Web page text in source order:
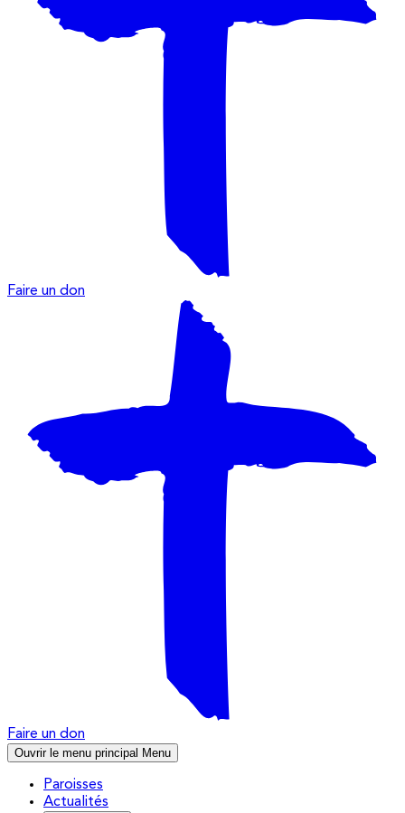
Faire un don
Faire un don
Ouvrir le menu principal Menu
Paroisses
Actualités